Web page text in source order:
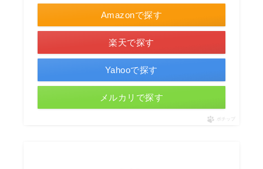
Amazonで探す
楽天で探す
Yahooで探す
メルカリで探す
ポチップ